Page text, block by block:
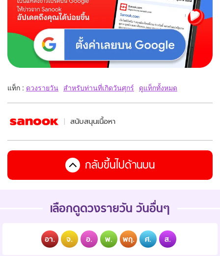
แท็ก : ดวงรายวัน สำหรับท่านที่เกิดวันศุกร์ ดูแท็กทั้งหมด
สนับสนุนเนื้อหา
กลับขึ้นไปด้านบน
เลือกดูดวงรายวัน วันอื่นๆ
อา. จ. อ. พ. พฤ. ศ. ส.